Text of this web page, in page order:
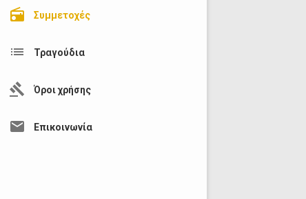
radio Συμμετοχές
list Τραγούδια
gavel Όροι χρήσης
mail Επικοινωνία